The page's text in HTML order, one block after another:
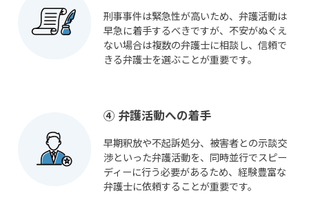
刑事事件は緊急性が高いため、弁護活動は
早急に着手するべきですが、不安がぬぐえ
ない場合は複数の弁護士に相談し、信頼で
きる弁護士を選ぶことが重要です。
④ 弁護活動への着手
早期釈放や不起訴処分、被害者との示談交
渉といった弁護活動を、同時並行でスピー
ディーに行う必要があるため、経験豊富な
弁護士に依頼することが重要です。